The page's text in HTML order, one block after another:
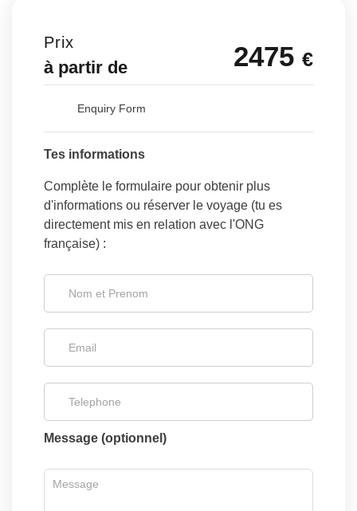
Prix
à partir de 2475 €
Enquiry Form
Tes informations
Complète le formulaire pour obtenir plus
d'informations ou réserver le voyage (tu es
directement mis en relation avec l'ONG
française) :
Message (optionnel)